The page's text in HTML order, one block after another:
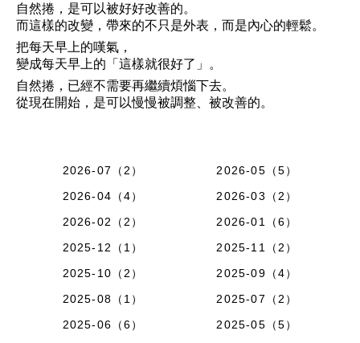
自然捲，是可以被好好改善的。
而這樣的改變，帶來的不只是外表，而是內心的輕鬆。
把每天早上的嘆氣，
變成每天早上的「這樣就很好了」。
自然捲，已經不需要再繼續煩惱下去。
從現在開始，是可以慢慢被調整、被改善的。
2026-07（2）
2026-05（5）
2026-04（4）
2026-03（2）
2026-02（2）
2026-01（6）
2025-12（1）
2025-11（2）
2025-10（2）
2025-09（4）
2025-08（1）
2025-07（2）
2025-06（6）
2025-05（5）